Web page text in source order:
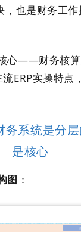
，也是财务工
心——财务核
ERP实操特点
务系统是分
是核心
图 ：